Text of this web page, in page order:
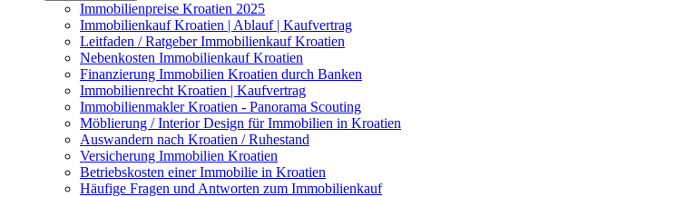
Immobilienpreise Kroatien 2025
Immobilienkauf Kroatien | Ablauf | Kaufvertrag
Leitfaden / Ratgeber Immobilienkauf Kroatien
Nebenkosten Immobilienkauf Kroatien
Finanzierung Immobilien Kroatien durch Banken
Immobilienrecht Kroatien | Kaufvertrag
Immobilienmakler Kroatien - Panorama Scouting
Möblierung / Interior Design für Immobilien in Kroatien
Auswandern nach Kroatien / Ruhestand
Versicherung Immobilien Kroatien
Betriebskosten einer Immobilie in Kroatien
Häufige Fragen und Antworten zum Immobilienkauf